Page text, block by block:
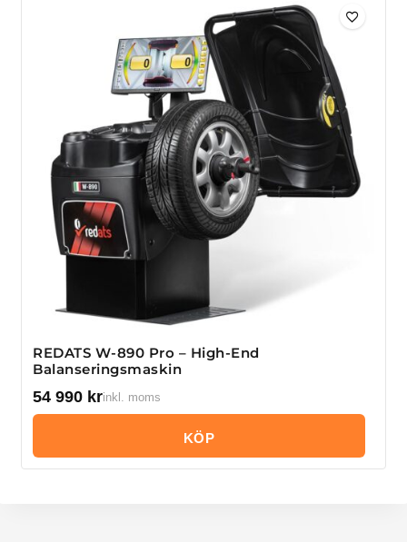
REDATS W-890 Pro – High-End
Balanseringsmaskin
54 990 krinkl. moms
KÖP